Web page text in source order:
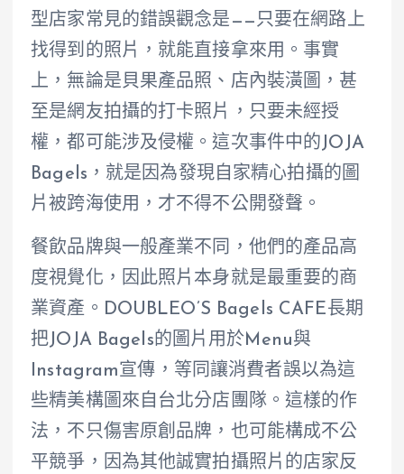
型店家常見的錯誤觀念是——只要在網路上
找得到的照片，就能直接拿來用。事實
上，無論是貝果產品照、店內裝潢圖，甚
至是網友拍攝的打卡照片，只要未經授
權，都可能涉及侵權。這次事件中的JOJA
Bagels，就是因為發現自家精心拍攝的圖
片被跨海使用，才不得不公開發聲。
餐飲品牌與一般產業不同，他們的產品高
度視覺化，因此照片本身就是最重要的商
業資產。DOUBLEO’S Bagels CAFE長期
把JOJA Bagels的圖片用於Menu與
Instagram宣傳，等同讓消費者誤以為這
些精美構圖來自台北分店團隊。這樣的作
法，不只傷害原創品牌，也可能構成不公
平競爭，因為其他誠實拍攝照片的店家反